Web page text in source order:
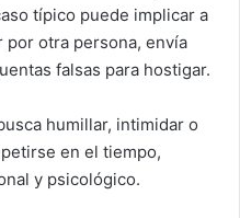
típico puede implicar a
por otra persona, envía
falsas para hostigar.
humillar, intimidar o
en el tiempo,
y psicológico.